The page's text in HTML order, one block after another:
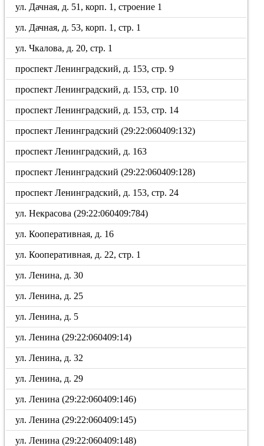
ул. Дачная, д. 51, корп. 1, строение 1
ул. Дачная, д. 53, корп. 1, стр. 1
ул. Чкалова, д. 20, стр. 1
проспект Ленинградский, д. 153, стр. 9
проспект Ленинградский, д. 153, стр. 10
проспект Ленинградский, д. 153, стр. 14
проспект Ленинградский (29:22:060409:132)
проспект Ленинградский, д. 163
проспект Ленинградский (29:22:060409:128)
проспект Ленинградский, д. 153, стр. 24
ул. Некрасова (29:22:060409:784)
ул. Кооперативная, д. 16
ул. Кооперативная, д. 22, стр. 1
ул. Ленина, д. 30
ул. Ленина, д. 25
ул. Ленина, д. 5
ул. Ленина (29:22:060409:14)
ул. Ленина, д. 32
ул. Ленина, д. 29
ул. Ленина (29:22:060409:146)
ул. Ленина (29:22:060409:145)
ул. Ленина (29:22:060409:148)